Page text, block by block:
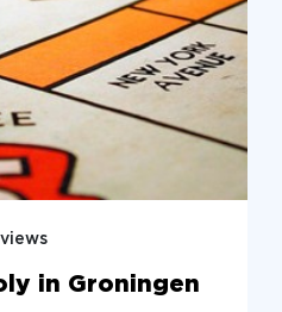
in Groningen